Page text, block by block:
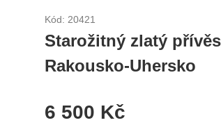
Kód: 20421
Starožitný zlatý
Rakousko-Uhersko
6 500 Kč